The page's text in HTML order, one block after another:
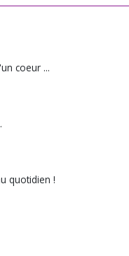
coeur ...
quotidien !